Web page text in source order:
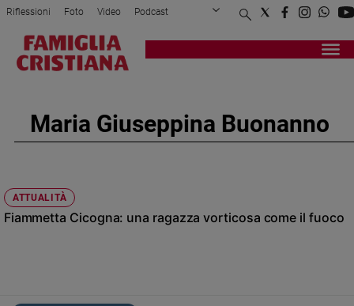
Attualità
Politica
Mondo
e
giustizia
Riflessioni Foto Video Podcast
Privacy Policy Chi siamo
Registrati Redazione
Maria Giuseppina Buonanno
ATTUALITÀ
Fiammetta Cicogna: una ragazza vorticosa come il fuoco